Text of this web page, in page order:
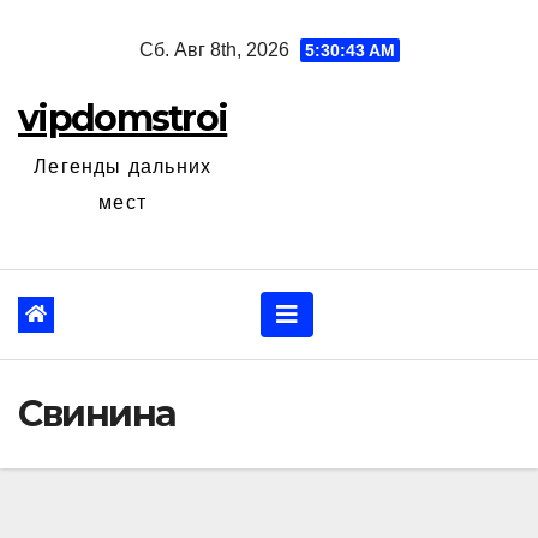
Сб. Авг 8th, 2026 5:30:44 AM
vipdomstroi
Легенды дальних
мест
Свинина